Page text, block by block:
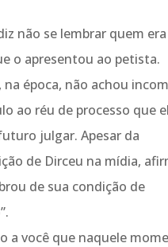
não se lembrar quem
o apresentou ao petista.
na época, não achou
ao réu de processo que
julgar. Apesar da
de Dirceu na mídia,
de sua condição de
a você que naquele